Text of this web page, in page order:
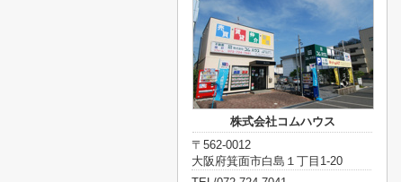
株式会社コムハウス
〒562-0012
大阪府箕面市白島１丁目1-20